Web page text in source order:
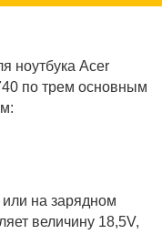
ноутбука Acer
по трем основным
на зарядном
величину 18,5V,